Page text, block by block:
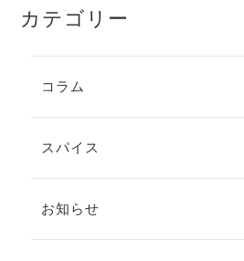
カテゴリー
コラム
スパイス
お知らせ